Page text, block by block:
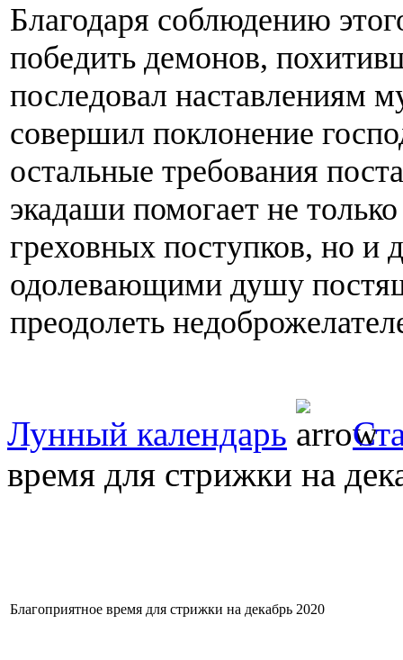
Благодаря соблюдению
победить демонов,
последовал наставлениям
совершил поклонение
остальные требования
экадаши помогает не
греховных поступков, но и
одолевающими душу
преодолеть
Лунный календарь
время для стрижки на
Благоприятное время для стрижки на декабрь 2020